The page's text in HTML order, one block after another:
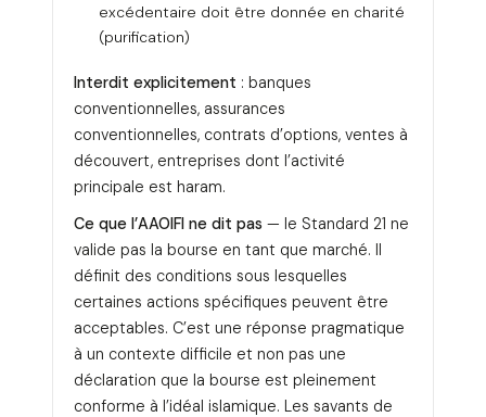
excédentaire doit être donnée en charité
(purification)
Interdit explicitement : banques
conventionnelles, assurances
conventionnelles, contrats d’options, ventes à
découvert, entreprises dont l’activité
principale est haram.
Ce que l’AAOIFI ne dit pas — le Standard 21 ne
valide pas la bourse en tant que marché. Il
définit des conditions sous lesquelles
certaines actions spécifiques peuvent être
acceptables. C’est une réponse pragmatique
à un contexte difficile et non pas une
déclaration que la bourse est pleinement
conforme à l’idéal islamique. Les savants de